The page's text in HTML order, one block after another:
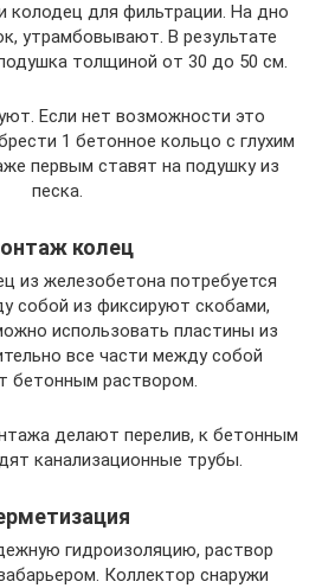
колодец для фильтрации. На дно
утрамбовывают. В результате
толщиной от 30 до 50 см.
Если нет возможности это
1 бетонное кольцо с глухим
первым ставят на подушку из
песка.
колец
из железобетона потребуется
собой из фиксируют скобами,
использовать пластины из
все части между собой
бетонным раствором.
делают перелив, к бетонным
канализационные трубы.
гидроизоляцию, раствор
Коллектор снаружи